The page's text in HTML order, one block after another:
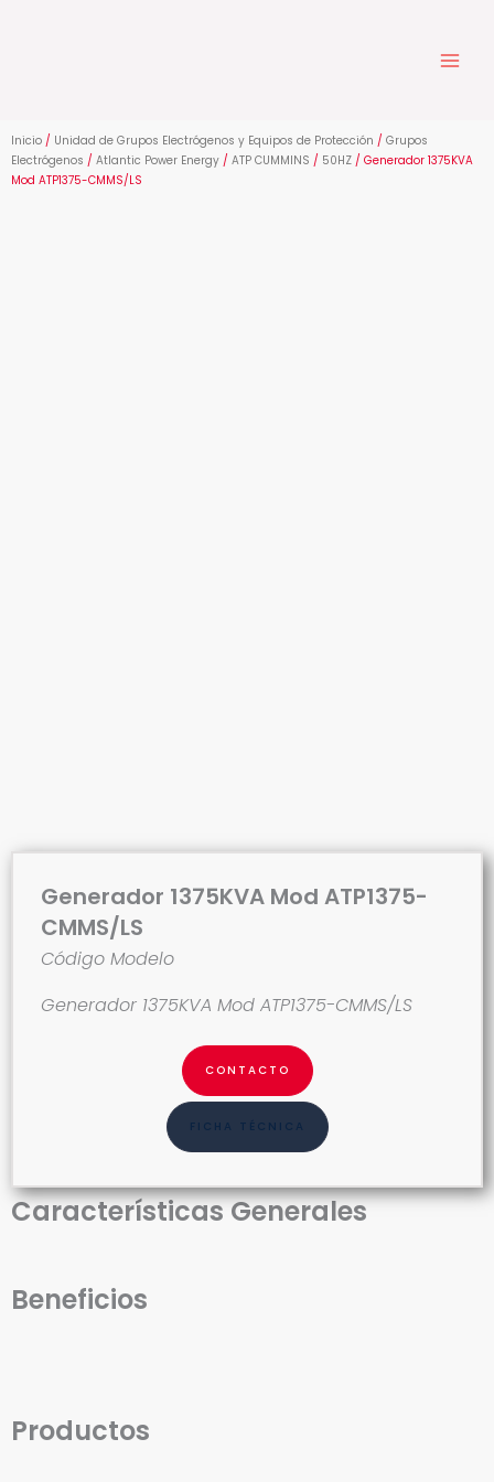
Inicio / Unidad de Grupos Electrógenos y Equipos de Protección / Grupos
Electrógenos / Atlantic Power Energy / ATP CUMMINS / 50HZ / Generador 1375KVA
Mod ATP1375-CMMS/LS
Generador 1375KVA Mod ATP1375-
CMMS/LS
Código Modelo
Generador 1375KVA Mod ATP1375-CMMS/LS
CONTACTO
FICHA TÉCNICA
Características Generales
Beneficios
Productos